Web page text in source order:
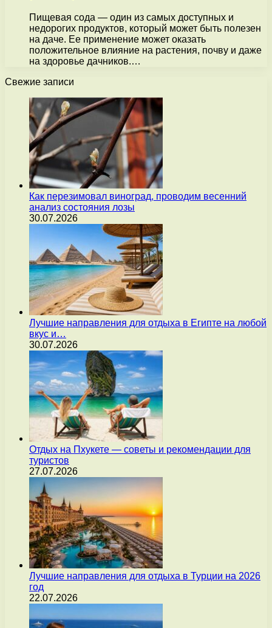
Пищевая сода — один из самых доступных и
недорогих продуктов, который может быть полезен
на даче. Ее применение может оказать
положительное влияние на растения, почву и даже
на здоровье дачников.…
Свежие записи
Как перезимовал виноград, проводим весенний
анализ состояния лозы
30.07.2026
Лучшие направления для отдыха в Египте на любой
вкус и…
30.07.2026
Отдых на Пхукете — советы и рекомендации для
туристов
27.07.2026
Лучшие направления для отдыха в Турции на 2026
год
22.07.2026